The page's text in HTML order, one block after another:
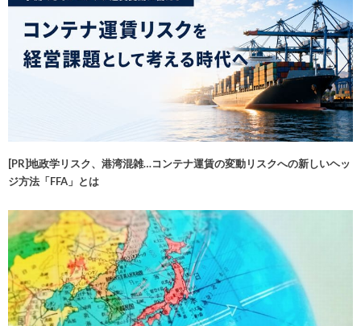
[PR]地政学リスク、港湾混雑…コンテナ運賃の変動リスクへの新しいヘッ
ジ方法「FFA」とは